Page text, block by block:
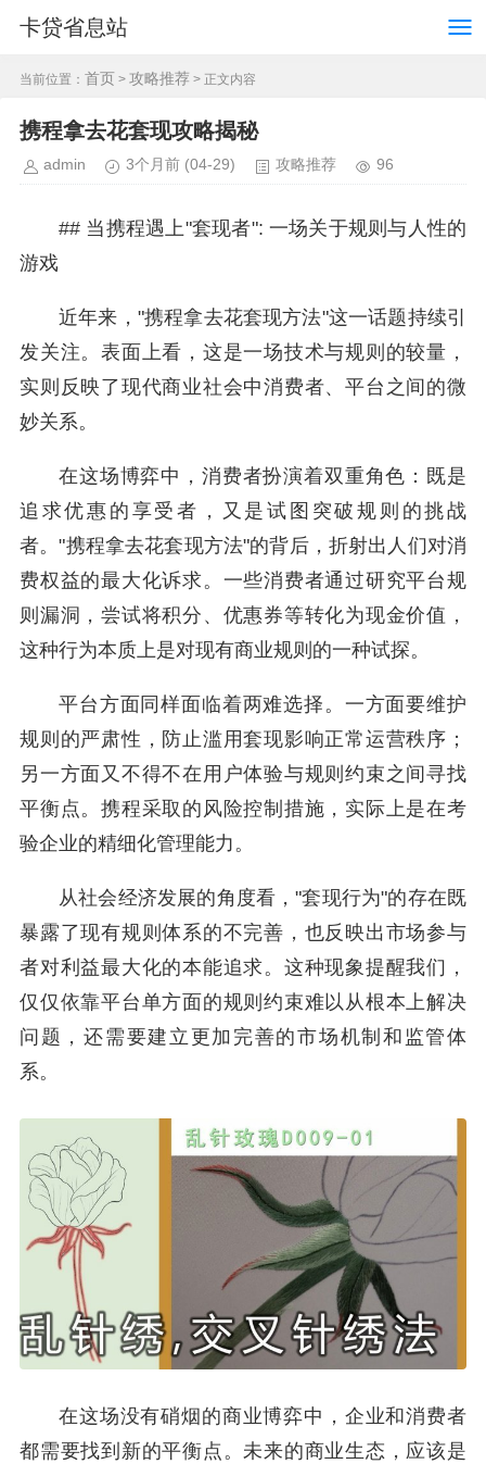
卡贷省息站
当前位置： 首页 > 攻略推荐 > 正文内容
携程拿去花套现攻略揭秘
admin 3个月前 (04-29) 攻略推荐 96
## 当携程遇上"套现者": 一场关于规则与人性的
游戏
近年来，"携程拿去花套现方法"这一话题持续引
发关注。表面上看，这是一场技术与规则的较量，
实则反映了现代商业社会中消费者、平台之间的微
妙关系。
在这场博弈中，消费者扮演着双重角色：既是
追求优惠的享受者，又是试图突破规则的挑战
者。"携程拿去花套现方法"的背后，折射出人们对消
费权益的最大化诉求。一些消费者通过研究平台规
则漏洞，尝试将积分、优惠券等转化为现金价值，
这种行为本质上是对现有商业规则的一种试探。
平台方面同样面临着两难选择。一方面要维护
规则的严肃性，防止滥用套现影响正常运营秩序；
另一方面又不得不在用户体验与规则约束之间寻找
平衡点。携程采取的风险控制措施，实际上是在考
验企业的精细化管理能力。
从社会经济发展的角度看，"套现行为"的存在既
暴露了现有规则体系的不完善，也反映出市场参与
者对利益最大化的本能追求。这种现象提醒我们，
仅仅依靠平台单方面的规则约束难以从根本上解决
问题，还需要建立更加完善的市场机制和监管体
系。
在这场没有硝烟的商业博弈中，企业和消费者
都需要找到新的平衡点。未来的商业生态，应该是